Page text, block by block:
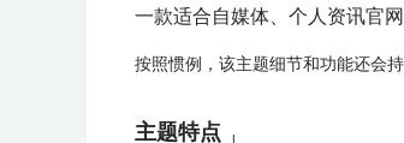
一款适合自媒体、个人资讯官
按照惯例，该主题细节和功能还会
主题特点 ↓